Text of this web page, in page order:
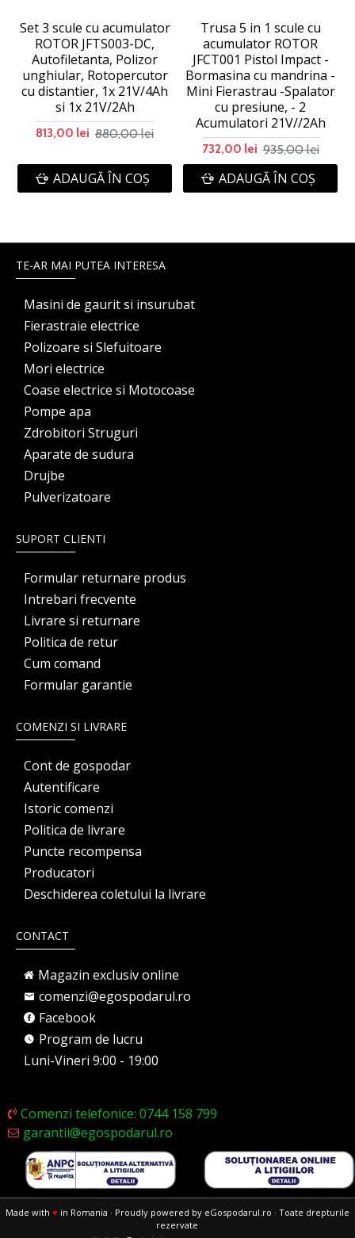
Set 3 scule cu acumulator
ROTOR JFTS003-DC,
Autofiletanta, Polizor
unghiular, Rotopercutor
cu distantier, 1x 21V/4Ah
si 1x 21V/2Ah
813,00 lei 880,00 lei
ADAUGĂ ÎN COŞ
Trusa 5 in 1 scule cu
acumulator ROTOR
JFCT001 Pistol Impact -
Bormasina cu mandrina -
Mini Fierastrau -Spalator
cu presiune, - 2
Acumulatori 21V//2Ah
732,00 lei 935,00 lei
ADAUGĂ ÎN COŞ
TE-AR MAI PUTEA INTERESA
Masini de gaurit si insurubat
Fierastraie electrice
Polizoare si Slefuitoare
Mori electrice
Coase electrice si Motocoase
Pompe apa
Zdrobitori Struguri
Aparate de sudura
Drujbe
Pulverizatoare
SUPORT CLIENTI
Formular returnare produs
Intrebari frecvente
Livrare si returnare
Politica de retur
Cum comand
Formular garantie
COMENZI SI LIVRARE
Cont de gospodar
Autentificare
Istoric comenzi
Politica de livrare
Puncte recompensa
Producatori
Deschiderea coletului la livrare
CONTACT
Magazin exclusiv online
comenzi@egospodarul.ro
Facebook
Program de lucru
Luni-Vineri 9:00 - 19:00
Comenzi telefonice: 0744 158 799
garantii@egospodarul.ro
Made with ♥ in Romania · Proudly powered by eGospodarul.ro · Toate drepturile
rezervate